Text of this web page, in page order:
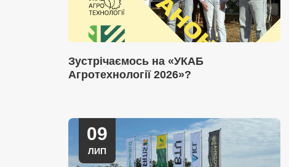
Зустрічаємось на «УКАБ
Агротехнології 2026»?
09
ЛИП